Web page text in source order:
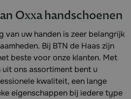
Oxxa handschoenen
van uw handen is zeer belangrijk
Bij BTN de Haas zijn
beste voor onze klanten. Met
ons assortiment bent u
kwaliteit, een lange
eigenschappen bij iedere type